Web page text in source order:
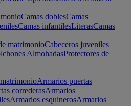
Camas doblesCamas
Camas infantilesLiterasCamas
matrimonioCabeceros juveniles
AlmohadasProtectores de
Armarios puertas
correderasArmarios
Armarios esquinerosArmarios